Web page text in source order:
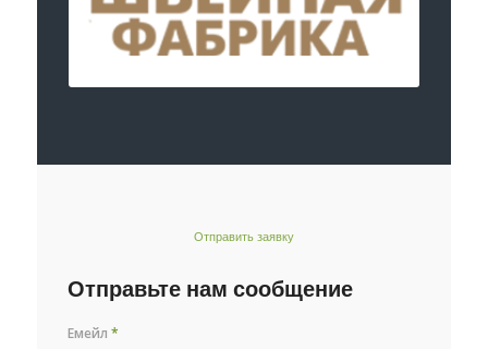
Отправить заявку
Отправьте нам сообщение
Емейл*